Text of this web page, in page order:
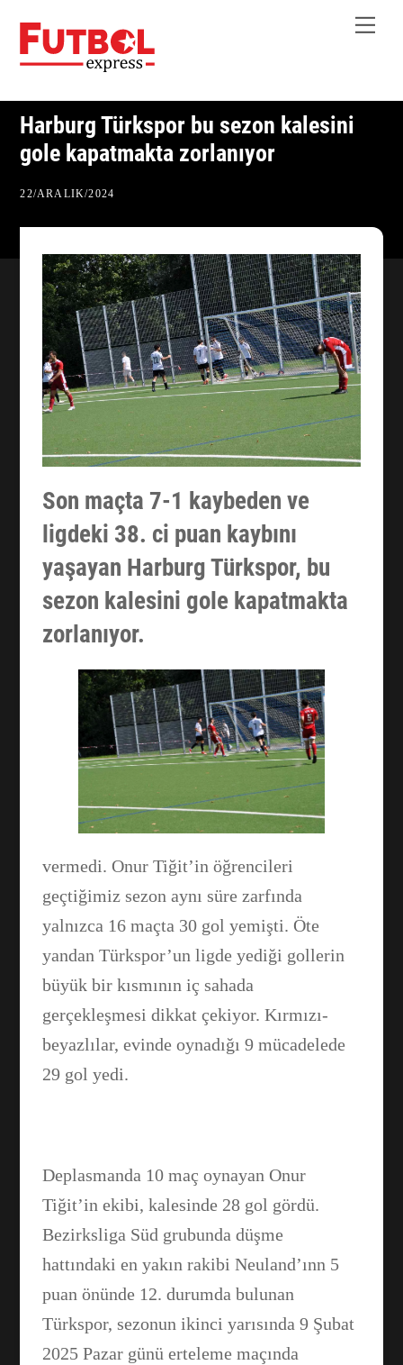
Harburg Türkspor bu sezon kalesini
gole kapatmakta zorlanıyor
22/ARALIK/2024
Son maçta 7-1 kaybeden ve
ligdeki 38. ci puan kaybını
yaşayan Harburg Türkspor, bu
sezon kalesini gole kapatmakta
zorlanıyor.
vermedi. Onur Tiğit’in öğrencileri
geçtiğimiz sezon aynı süre zarfında
yalnızca 16 maçta 30 gol yemişti. Öte
yandan Türkspor’un ligde yediği gollerin
büyük bir kısmının iç sahada
gerçekleşmesi dikkat çekiyor. Kırmızı-
beyazlılar, evinde oynadığı 9 mücadelede
29 gol yedi.
Deplasmanda 10 maç oynayan Onur
Tiğit’in ekibi, kalesinde 28 gol gördü.
Bezirksliga Süd grubunda düşme
hattındaki en yakın rakibi Neuland’ınn 5
puan önünde 12. durumda bulunan
Türkspor, sezonun ikinci yarısında 9 Şubat
2025 Pazar günü erteleme maçında